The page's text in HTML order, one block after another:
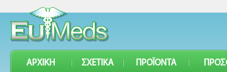
ΑΡΧΙΚΉ ΣΧΕΤΙΚΆ ΠΡΟΪΌΝΤΑ